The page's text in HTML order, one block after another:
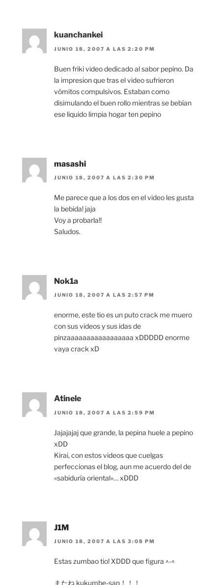
kuanchankei
JUNIO 18, 2007 A LAS 2:20 PM
Buen friki video dedicado al sabor pepino. Da
la impresion que tras el video sufrieron
vómitos compulsivos. Estaban como
disimulando el buen rollo mientras se bebían
ese liquido limpia hogar ten pepino
masashi
JUNIO 18, 2007 A LAS 2:30 PM
Me parece que a los dos en el video les gusta
la bebida! jaja
Voy a probarla!!
Saludos.
Nok1a
JUNIO 18, 2007 A LAS 2:57 PM
enorme, este tio es un puto crack me muero
con sus videos y sus idas de
pinzaaaaaaaaaaaaaaaaa xDDDDD enorme
vaya crack xD
Atinele
JUNIO 18, 2007 A LAS 2:59 PM
Jajajajaj que grande, la pepina huele a pepino
xDD
Kirai, con estos videos que cuelgas
perfeccionas el blog, aun me acuerdo del de
«sabiduría oriental»… xDDD
J1M
JUNIO 18, 2007 A LAS 3:08 PM
Estas zumbao tio! XDDD que figura ^-^
またね kukumbe-san！！！